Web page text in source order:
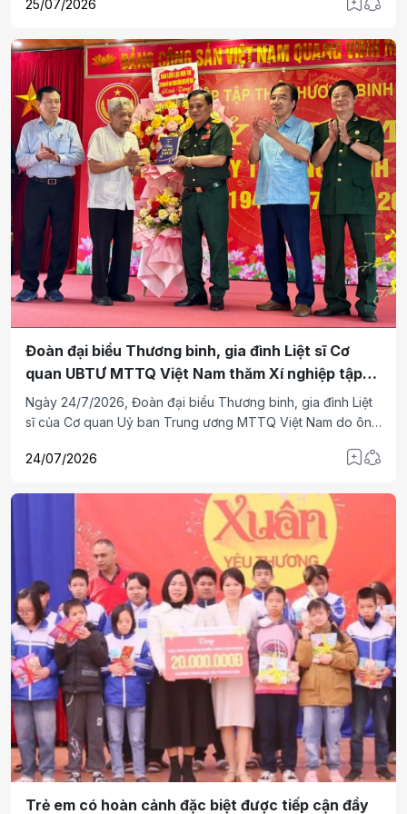
đề "79 năm đền ơn, đáp nghĩa", góp phần giáo dục truyền
nhiệm của mỗi người dân, đặc biệt là thế hệ trẻ trong sự
nghiệp xây dựng và bảo vệ Tổ quốc.
25/07/2026
Đoàn đại biểu Thương binh, gia đình Liệt sĩ Cơ
quan UBTƯ MTTQ Việt Nam thăm Xí nghiệp tập
thể Thương binh Quang Minh - Hải Phòng
Ngày 24/7/2026, Đoàn đại biểu Thương binh, gia đình Liệt
sĩ của Cơ quan Uỷ ban Trung ương MTTQ Việt Nam do ông
Hưu trí làm Trưởng Đoàn đã đến thăm Xí nghiệp tập thể
24/07/2026
Trẻ em có hoàn cảnh đặc biệt được tiếp cận đầy